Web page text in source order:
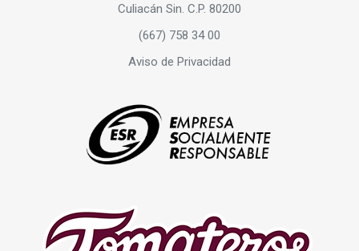
Culiacán Sin. C.P. 80200
(667) 758 34 00
Aviso de Privacidad